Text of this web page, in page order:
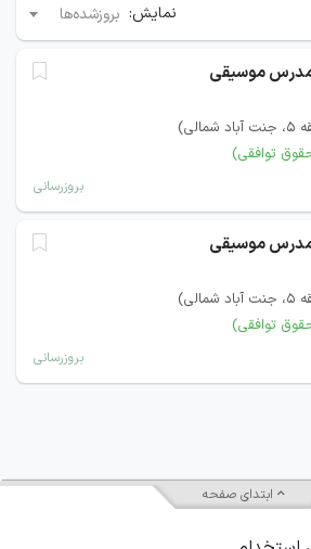
نمایش: بروزشده‌ها
موسیقی
توافقی)
بروزرسانی
موسیقی
توافقی)
بروزرسانی
ابتدای صفحه